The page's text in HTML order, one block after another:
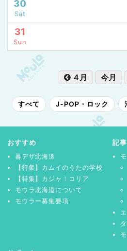
30
Sat
31
Sun
4月 今月
すべて J-POP・ロック
おすすめ
暮デザ北海道
【特集】カムイのうたの学校
【特集】カジャ！コリア
モウラ北海道について
モウラー募集要項
記